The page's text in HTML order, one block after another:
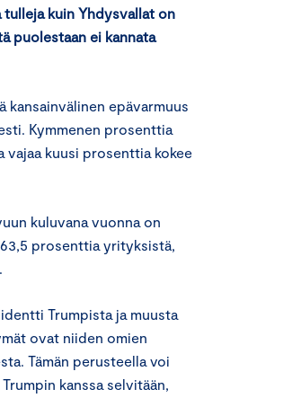
kuin Yhdysvallat on
puolestaan ei kannata
epävarmuus
Kymmenen prosenttia
vajaa kuusi prosenttia kokee
kuluvana vuonna on
prosenttia yrityksistä,
Trumpista ja muusta
ovat niiden omien
Tämän perusteella voi
kanssa selvitään,